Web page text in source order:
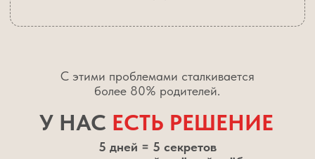
19900 рублей